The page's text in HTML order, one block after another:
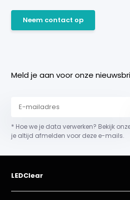
Neem contact op
Meld je aan voor onze
* Hoe we je data verwerken? Bekijk
je altijd afmelden voor deze e-mails.
LEDClear